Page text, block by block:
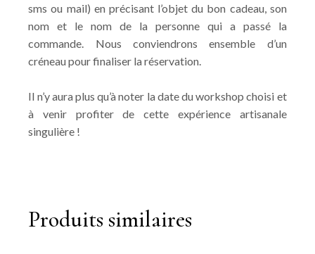
sms ou mail) en précisant l’objet du bon cadeau, son
nom et le nom de la personne qui a passé la
commande. Nous conviendrons ensemble d’un
créneau pour finaliser la réservation.
Il n’y aura plus qu’à noter la date du workshop choisi et
à venir profiter de cette expérience artisanale
singulière !
Produits similaires